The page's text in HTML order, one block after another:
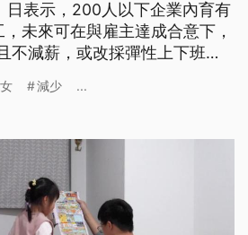
日表示，200人以下企業內育有
未來可在與雇主達成合意下，
不減薪，或改採彈性上下班
2027）年元旦上路。
減少 ...